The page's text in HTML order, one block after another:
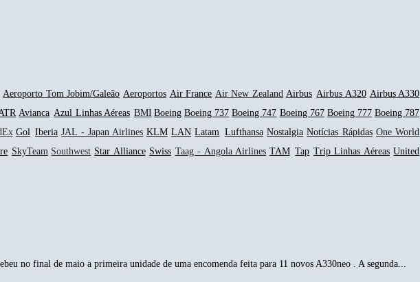
Aeroporto Tom Jobim/Galeão Aeroportos Air France Air New Zealand Airbus Airbus A320 Airbus A330
Avianca Azul Linhas Aéreas BMI Boeing Boeing 737 Boeing 747 Boeing 767 Boeing 777 Boeing 787
Gol Iberia JAL - Japan Airlines KLM LAN Latam Lufthansa Nostalgia Notícias Rápidas One World
SkyTeam Southwest Star Alliance Swiss Taag - Angola Airlines TAM Tap Trip Linhas Aéreas United
no final de maio a primeira unidade de uma encomenda feita para 11 novos A330neo . A segunda...